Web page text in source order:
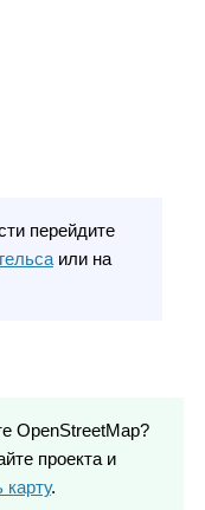
перейдите
или на
OpenStreetMap?
проекта и
карту.